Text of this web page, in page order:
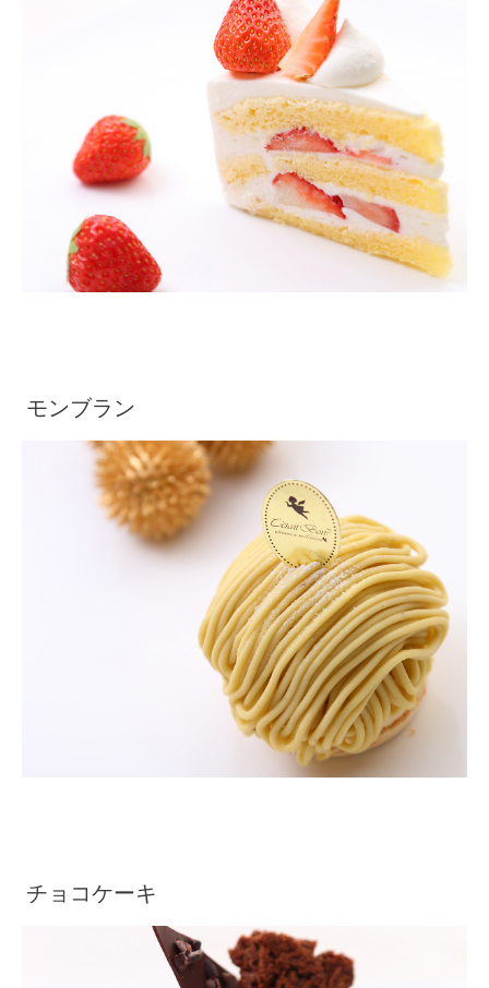
モンブラン
チョコケーキ